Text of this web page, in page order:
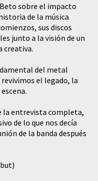
sobre el impacto
de la música
sus discos
junto a la visión de un
creativa.
del metal
el legado, la
la entrevista completa,
de lo que nos decía
de la banda después